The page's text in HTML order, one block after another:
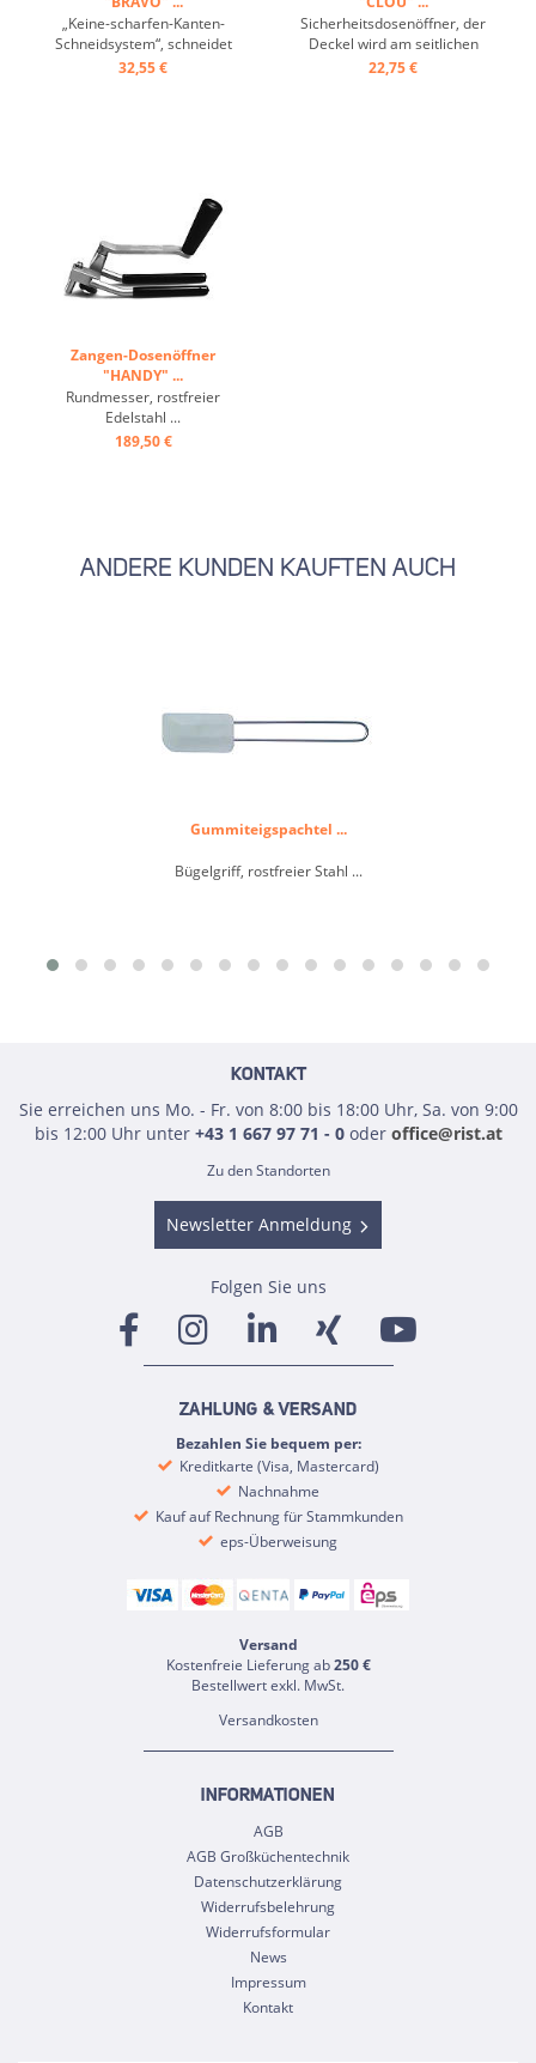
„Keine-scharfen-Kanten-
Schneidsystem“, schneidet
die Dose am Rand ein -
32,55 €
Sicherheitsdosenöffner, der
Deckel wird am seitlichen
Dosenrand ganz sauber
22,75 €
Zangen-Dosenöffner
"HANDY" ...
Rundmesser, rostfreier
Edelstahl ...
189,50 €
ANDERE KUNDEN KAUFTEN AUCH
Gummiteigspachtel ...
Bügelgriff, rostfreier Stahl ...
KONTAKT
Sie erreichen uns Mo. - Fr. von 8:00 bis 18:00 Uhr, Sa. von 9:00
bis 12:00 Uhr unter +43 1 667 97 71 - 0oder office@rist.at
Zu den Standorten
Newsletter Anmeldung
Folgen Sie uns
ZAHLUNG & VERSAND
Bezahlen Sie bequem per:
Kreditkarte (Visa, Mastercard)
Nachnahme
Kauf auf Rechnung für Stammkunden
eps-Überweisung
Versand
Kostenfreie Lieferung ab250 €
Bestellwert exkl. MwSt.
Versandkosten
INFORMATIONEN
AGB
AGB Großküchentechnik
Datenschutzerklärung
Widerrufsbelehrung
Widerrufsformular
News
Impressum
Kontakt